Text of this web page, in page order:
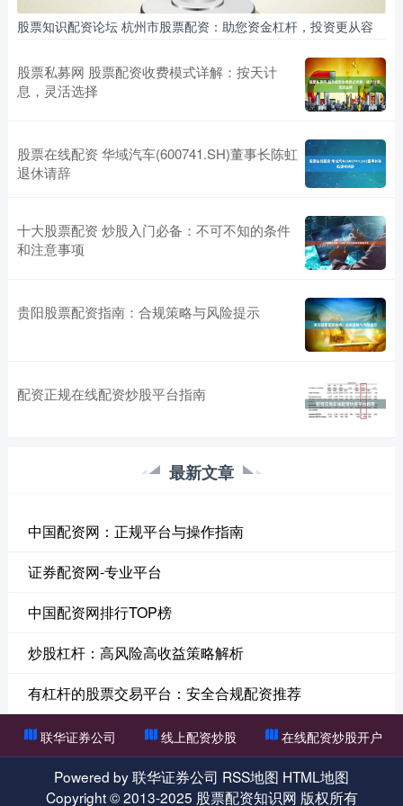
股票知识配资论坛 杭州市股票配资：助您资金杠杆，投资更从容
股票私募网 股票配资收费模式详解：按天计
息，灵活选择
股票在线配资 华域汽车(600741.SH)董事长陈虹
退休请辞
十大股票配资 炒股入门必备：不可不知的条件
和注意事项
贵阳股票配资指南：合规策略与风险提示
配资正规在线配资炒股平台指南
最新文章
中国配资网：正规平台与操作指南
证券配资网-专业平台
中国配资网排行TOP榜
炒股杠杆：高风险高收益策略解析
有杠杆的股票交易平台：安全合规配资推荐
联华证券公司 线上配资炒股 在线配资炒股开户
Powered by联华证券公司 RSS地图 HTML地图
Copyright© 2013-2025 股票配资知识网 版权所有